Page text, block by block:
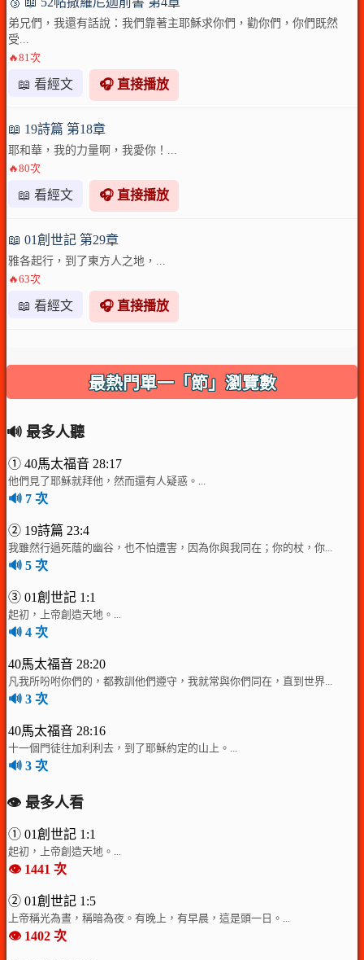
弟兄們，我還有話說：我們靠著主耶穌求你們，勸你們，你們既然
受...
🔥81次
📖 看經文 🎧 直接播放
📖 19詩篇 第18章
耶和華，我的力量啊，我愛你！...
🔥80次
📖 看經文 🎧 直接播放
📖 01創世記 第29章
雅各起行，到了東方人之地，...
🔥63次
📖 看經文 🎧 直接播放
最熱門單一「節」瀏覽數
🔊 最多人聽
① 40馬太福音 28:17
他們見了耶穌就拜他，然而還有人疑惑。...
🔊 7 次
② 19詩篇 23:4
我雖然行過死蔭的幽谷，也不怕遭害，因為你與我同在；你的杖，你...
🔊 5 次
③ 01創世記 1:1
起初，上帝創造天地。...
🔊 4 次
40馬太福音 28:20
凡我所吩咐你們的，都教訓他們遵守，我就常與你們同在，直到世界...
🔊 3 次
40馬太福音 28:16
十一個門徒往加利利去，到了耶穌約定的山上。...
🔊 3 次
👁️ 最多人看
① 01創世記 1:1
起初，上帝創造天地。...
👁️ 1441 次
② 01創世記 1:5
上帝稱光為晝，稱暗為夜。有晚上，有早晨，這是頭一日。...
👁️ 1402 次